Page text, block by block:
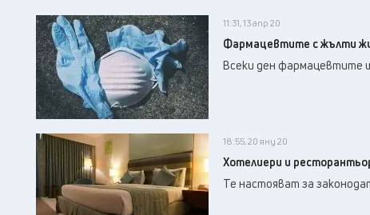
11:31, 13 апр 20
Фармацевтите с жълти
Всеки ден фармацевтите
18:55, 20 яну 20
Хотелиери и
Те настояват за